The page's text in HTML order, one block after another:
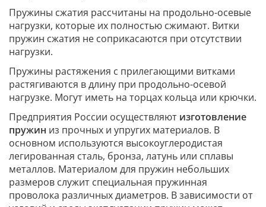
Пружины сжатия рассчитаны на продольно-осевые
нагрузки, которые их полностью сжимают. Витки
пружин сжатия не соприкасаются при отсутствии
нагрузки.
Пружины растяжения с прилегающими витками
растягиваются в длину при продольно-осевой
нагрузке. Могут иметь на торцах кольца или крючки.
Предприятия России осуществляют изготовление
пружин из прочных и упругих материалов. В
основном используются высокоуглеродистая
легированная сталь, бронза, латунь или сплавы
металлов. Материалом для пружин небольших
размеров служит специальная пружинная
проволока различных диаметров. В зависимости от